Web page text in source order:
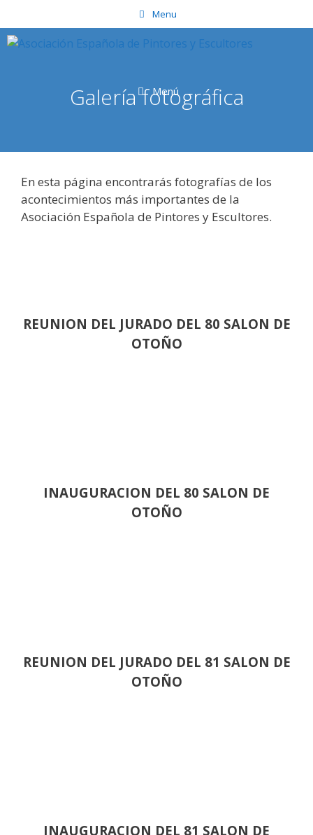
al
contenido
Menu
Menú
Galería fotográfica
En esta página encontrarás fotografías de los
acontecimientos más importantes de la
Asociación Española de Pintores y Escultores.
REUNION DEL JURADO DEL 80 SALON DE
OTOÑO
INAUGURACION DEL 80 SALON DE
OTOÑO
REUNION DEL JURADO DEL 81 SALON DE
OTOÑO
INAUGURACION DEL 81 SALON DE